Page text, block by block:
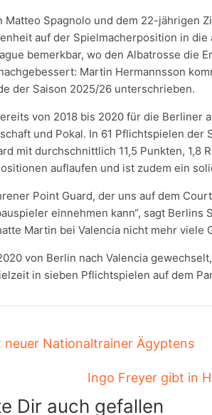
Spagnolo und dem 22-jährigen
auf der Spielmacherposition in
bemerkbar, wo den Albatrosse die
Martin Hermannsson
der Saison 2025/26 unterschrieben.
von 2018 bis 2020 für die Berliner
und Pokal. In 61 Pflichtspielen der
mit durchschnittlich 11,5 Punkten, 1,8
auflaufen und ist zudem ein
Point Guard, der uns auf dem
einnehmen kann“, sagt Berlins
Martin bei Valencia nicht mehr viele
von Berlin nach Valencia
in sieben Pflichtspielen auf dem
neuer Nationaltrainer Ägyptens
Ingo Freyer gibt in
Dir auch gefallen